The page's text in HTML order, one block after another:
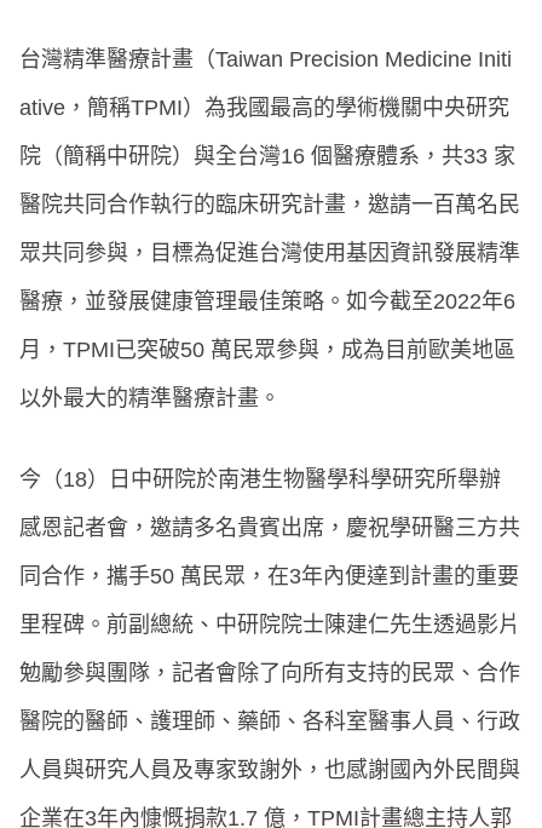
台灣精準醫療計畫（Taiwan Precision Medicine Initi
ative，簡稱TPMI）為我國最高的學術機關中央研究
院（簡稱中研院）與全台灣16 個醫療體系，共33 家
醫院共同合作執行的臨床研究計畫，邀請一百萬名民
眾共同參與，目標為促進台灣使用基因資訊發展精準
醫療，並發展健康管理最佳策略。如今截至2022年6
月，TPMI已突破50 萬民眾參與，成為目前歐美地區
以外最大的精準醫療計畫。
今（18）日中研院於南港生物醫學科學研究所舉辦
感恩記者會，邀請多名貴賓出席，慶祝學研醫三方共
同合作，攜手50 萬民眾，在3年內便達到計畫的重要
里程碑。前副總統、中研院院士陳建仁先生透過影片
勉勵參與團隊，記者會除了向所有支持的民眾、合作
醫院的醫師、護理師、藥師、各科室醫事人員、行政
人員與研究人員及專家致謝外，也感謝國內外民間與
企業在3年內慷慨捐款1.7 億，TPMI計畫總主持人郭